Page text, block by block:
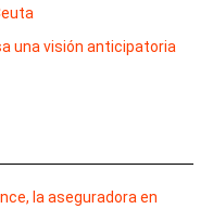
una visión anticipatoria
la aseguradora en